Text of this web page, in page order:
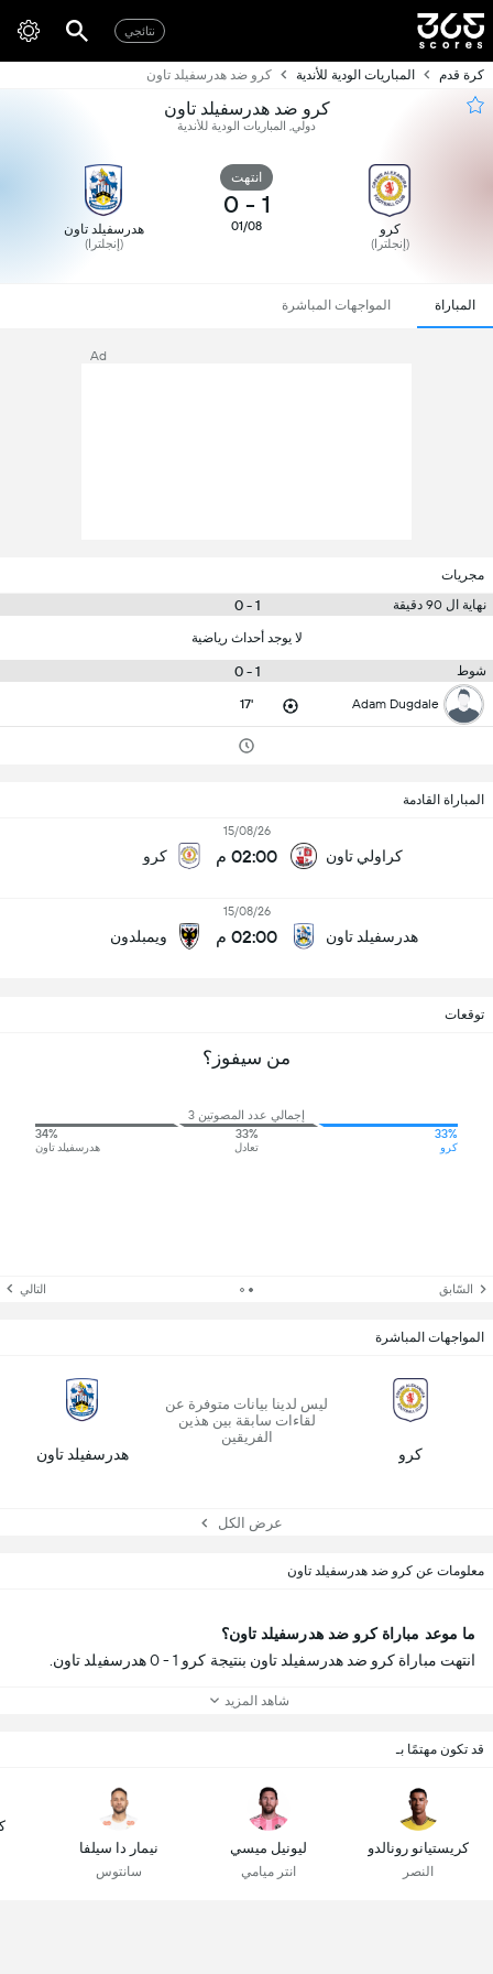
نتائجي
كرة قدم المباريات الودية للأندية كرو ضد هدرسفيلد تاون
كرو ضد هدرسفيلد تاون
دولي, المباريات الودية للأندية
كرو
(إنجلترا)
انتهت
1
-
0
01/08 هدرسفيلد تاون
(إنجلترا)
المباراة المواجهات المباشرة
Ad
مجريات
نهاية ال 90 دقيقة
1 - 0
لا يوجد أحداث رياضية
شوط 1 - 0
Adam Dugdale
17'
المباراة القادمة
كراولي تاون
15/08/26
02:00 م كرو
هدرسفيلد تاون
15/08/26
02:00 م ويمبلدون
توقعات
من سيفوز؟
إجمالي عدد المصوتين 3
33%
كرو
33%
تعادل
34%
هدرسفيلد تاون
السّابق التالي
المواجهات المباشرة
كرو
ليس لدينا بيانات متوفرة عن
لقاءات سابقة بين هذين
الفريقين
هدرسفيلد تاون
عرض الكل
معلومات عن كرو ضد هدرسفيلد تاون
ما موعد مباراة كرو ضد هدرسفيلد تاون؟
انتهت مباراة كرو ضد هدرسفيلد تاون بنتيجة كرو 1 - 0 هدرسفيلد تاون.
شاهد المزيد
قد تكون مهتمًا بـ
كريستيانو رونالدو
النصر
ليونيل ميسي
انتر ميامي
نيمار دا سيلفا
سانتوس